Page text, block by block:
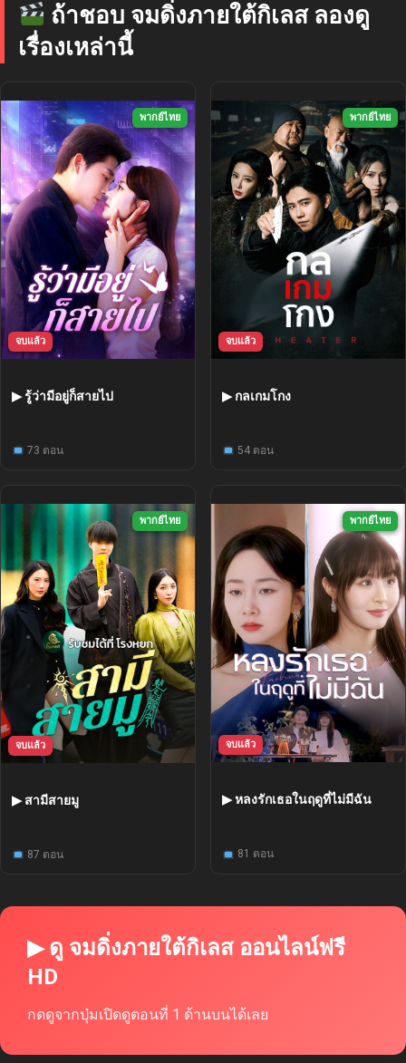
ถ้าชอบ จมดิ่งภายใต้กิเลส ลองดู
เรื่องเหล่านี้
พากย์ไทย
จบแล้ว
▶ รู้ว่ามีอยู่ก็สายไป
73 ตอน
พากย์ไทย
จบแล้ว
▶ กลเกมโกง
54 ตอน
พากย์ไทย
จบแล้ว
▶ สามีสายมู
87 ตอน
พากย์ไทย
จบแล้ว
▶ หลงรักเธอในฤดูที่ไม่มีฉัน
81 ตอน
▶ ดู จมดิ่งภายใต้กิเลส ออนไลน์ฟรี
HD
กดดูจากปุ่มเปิดดูตอนที่ 1 ด้านบนได้เลย